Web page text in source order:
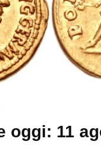
oggi: 11